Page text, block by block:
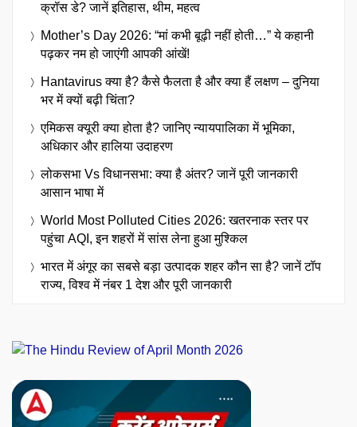
क्रॉस डे? जानें इतिहास, थीम, महत्व
Mother’s Day 2026: “मां कभी बूढ़ी नहीं होती…” ये कहानी
पढ़कर नम हो जाएंगी आपकी आंखें!
Hantavirus क्या है? कैसे फैलता है और क्या हैं लक्षण – दुनिया
भर में क्यों बढ़ी चिंता?
एमिकस क्यूरी क्या होता है? जानिए न्यायपालिका में भूमिका,
अधिकार और हालिया उदाहरण
लोकसभा Vs विधानसभा: क्या है अंतर? जानें पूरी जानकारी
आसान भाषा में
World Most Polluted Cities 2026: खतरनाक स्तर पर
पहुंचा AQI, इन शहरों में सांस लेना हुआ मुश्किल
भारत में अंगूर का सबसे बड़ा उत्पादक शहर कौन सा है? जानें टॉप
राज्य, विश्व में नंबर 1 देश और पूरी जानकारी